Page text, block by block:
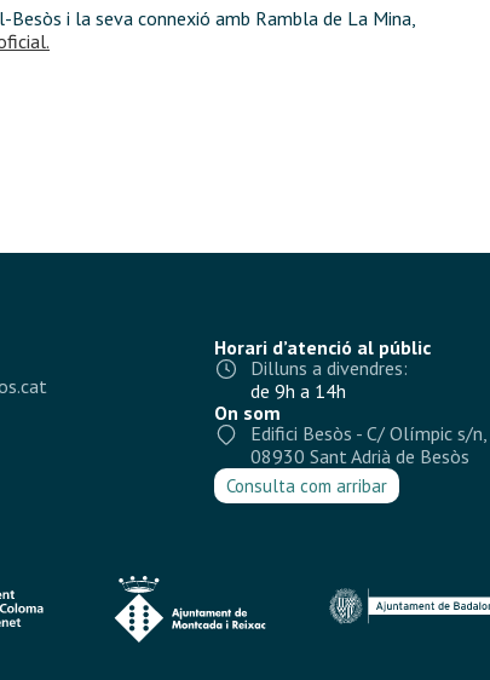
i la seva connexió amb Rambla de La Mina,
Horari d’atenció al públic
Dilluns a divendres:
de 9h a 14h
On som
Edifici Besòs - C/ Olímpic s/n,
08930 Sant Adrià de Besòs
Consulta com arribar